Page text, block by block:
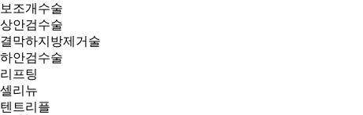
보조개수술
상안검수술
결막하지방제거술
하안검수술
리프팅
셀리뉴
텐트리플